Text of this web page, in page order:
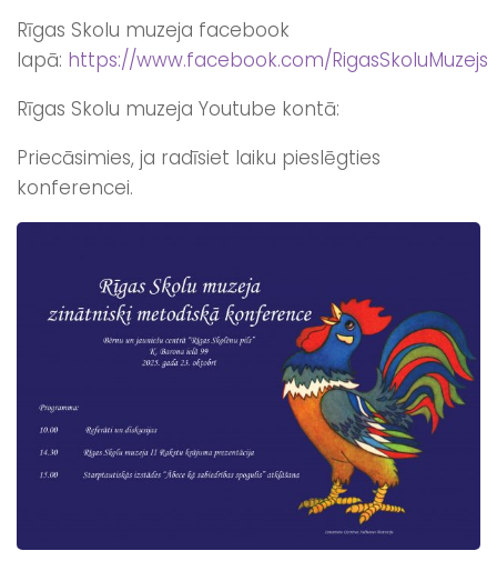
Rīgas Skolu muzeja facebook
lapā: https://www.facebook.com/RigasSkoluMuzejs
Rīgas Skolu muzeja Youtube kontā:
Priecāsimies, ja radīsiet laiku pieslēgties
konferencei.